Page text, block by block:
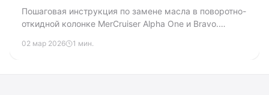
Пошаговая инструкция по замене масла в поворотно-
откидной колонке MerCruiser Alpha One и Bravo.
инструменты, процедуру и проверку на водяную
02 мар 2026 1 мин.